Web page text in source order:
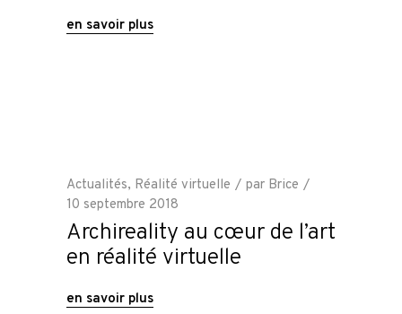
en savoir plus
Actualités, Réalité virtuelle par Brice
10 septembre 2018
Archireality au cœur de l’art
en réalité virtuelle
en savoir plus